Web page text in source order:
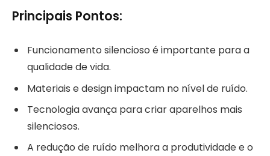
Principais Pontos:
Funcionamento silencioso é importante para a
qualidade de vida.
Materiais e design impactam no nível de ruído.
Tecnologia avança para criar aparelhos mais
silenciosos.
A redução de ruído melhora a produtividade e o